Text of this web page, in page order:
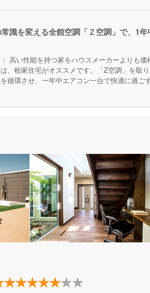
識を変える全館空調「Ｚ空調」で、1
高い性能を持つ家をハウスメーカーよりも価
、桧家住宅がオススメです。「Z空調」を取り
循環させ、一年中エアコン一台で快適に過ご